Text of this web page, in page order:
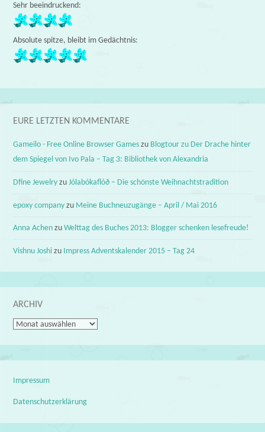
Sehr beeindruckend:
Absolute spitze, bleibt im Gedächtnis:
EURE LETZTEN KOMMENTARE
Gameilo - Free Online Browser Games zu Blogtour zu Der Drache hinter
dem Spiegel von Ivo Pala – Tag 3: Bibliothek von Alexandria
Dfine Jewelry zuJólabókaflóð – Die schönste Weihnachtstradition
epoxy company zu Meine Buchneuzugänge – April / Mai 2016
Anna Achen zuWelttag des Buches 2013: Blogger schenken lesefreude!
Vishnu Joshi zu Impress Adventskalender 2015 – Tag 24
ARCHIV
Archiv
Impressum
Datenschutzerklärung